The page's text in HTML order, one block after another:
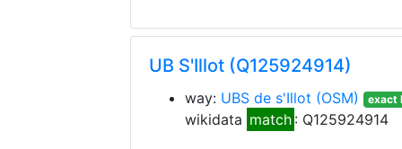
UB S'Illot (Q125924914)
way: UBS de s'Illot (OSM) exact
wikidata match : Q125924914